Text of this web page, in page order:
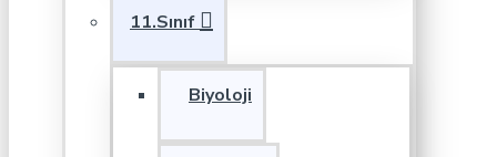
11.Sınıf
Biyoloji